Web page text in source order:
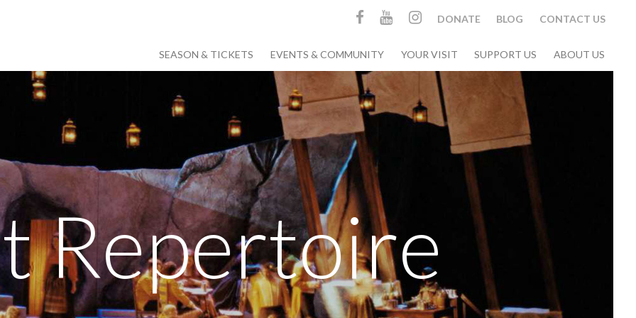
DONATE BLOG CONTACT US
SEASON & TICKETS EVENTS & COMMUNITY YOUR VISIT SUPPORT US ABOUT US
Repertoire